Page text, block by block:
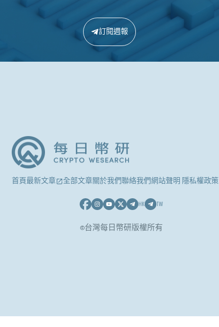
訂閱週報
首頁最新文章 全部文章關於我們聯絡我們網站聲明 隱私權政策
HK TW
©台灣每日幣研版權所有